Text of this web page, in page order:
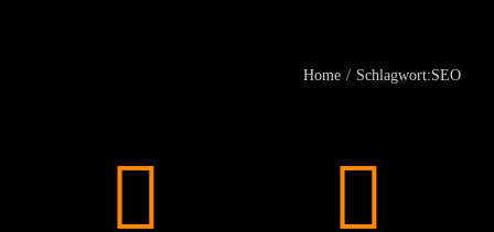
Home Schlagwort:SEO